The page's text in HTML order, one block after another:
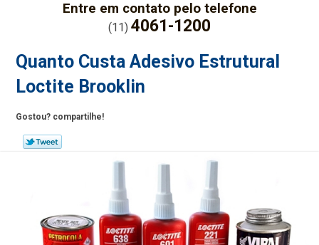
Entre em contato pelo telefone
(11) 4061-1200
Quanto Custa Adesivo Estrutural
Loctite Brooklin
Gostou? compartilhe!